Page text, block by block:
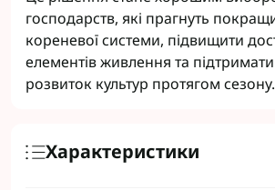
господарств, які прагнуть
кореневої системи, підвищити
елементів живлення та
розвиток культур протягом сезону.
Характеристики